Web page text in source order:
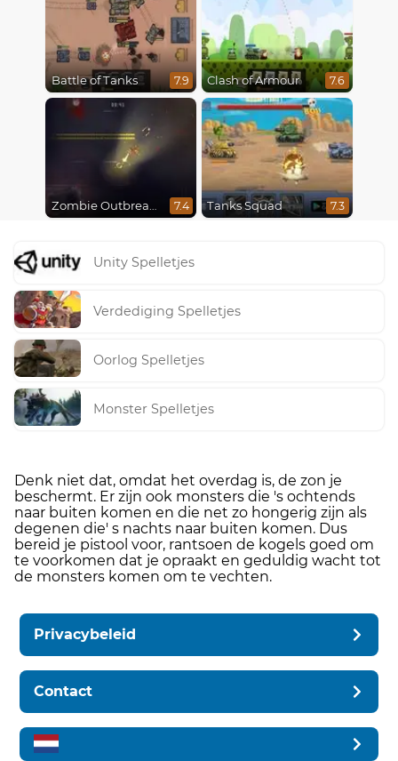
Battle of Tanks 7.9 Clash of Armour 7.6
Zombie Outbreak Arena 7.4 Tanks Squad 7.3
Unity Spelletjes
Verdediging Spelletjes
Oorlog Spelletjes
Monster Spelletjes
Denk niet dat, omdat het overdag is, de zon je
beschermt. Er zijn ook monsters die 's ochtends
naar buiten komen en die net zo hongerig zijn als
degenen die' s nachts naar buiten komen. Dus
bereid je pistool voor, rantsoen de kogels goed om
te voorkomen dat je opraakt en geduldig wacht tot
de monsters komen om te vechten.
Privacybeleid
Contact